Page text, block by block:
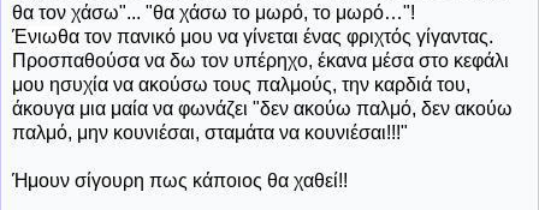
θα τον χάσω"... "θα χάσω το μωρό, το μωρό…"!
Ένιωθα τον πανικό μου να γίνεται ένας φριχτός γίγαντας.
Προσπαθούσα να δω τον υπέρηχο, έκανα μέσα στο κεφάλι
μου ησυχία να ακούσω τους παλμούς, την καρδιά του,
άκουγα μια μαία να φωνάζει "δεν ακούω παλμό, δεν ακούω
παλμό, μην κουνιέσαι, σταμάτα να κουνιέσαι!!!"
Ήμουν σίγουρη πως κάποιος θα χαθεί!!